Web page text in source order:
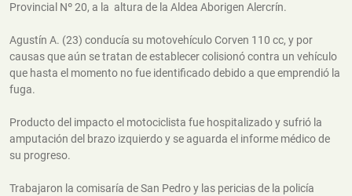
Provincial Nº 20, a la altura de la Aldea Aborigen Alercrín.
Agustín A. (23) conducía su motovehículo Corven 110 cc, y por
causas que aún se tratan de establecer colisionó contra un vehículo
que hasta el momento no fue identificado debido a que emprendió la
fuga.
Producto del impacto el motociclista fue hospitalizado y sufrió la
amputación del brazo izquierdo y se aguarda el informe médico de
su progreso.
Trabajaron la comisaría de San Pedro y las pericias de la policía